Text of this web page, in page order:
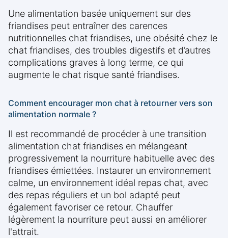
Une alimentation basée uniquement sur des
friandises peut entraîner des carences
nutritionnelles chat friandises, une obésité chez le
chat friandises, des troubles digestifs et d’autres
complications graves à long terme, ce qui
augmente le chat risque santé friandises.
Comment encourager mon chat à retourner vers son
alimentation normale ?
Il est recommandé de procéder à une transition
alimentation chat friandises en mélangeant
progressivement la nourriture habituelle avec des
friandises émiettées. Instaurer un environnement
calme, un environnement idéal repas chat, avec
des repas réguliers et un bol adapté peut
également favoriser ce retour. Chauffer
légèrement la nourriture peut aussi en améliorer
l'attrait.